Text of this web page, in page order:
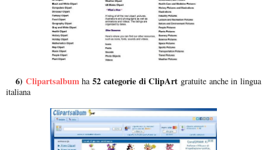
6) Clipartsalbumha52 categorie di ClipArt gratuite anche in lingua
italiana